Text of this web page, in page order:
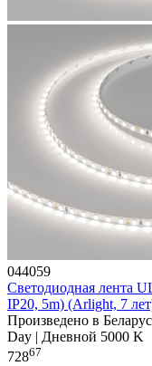
044059
Светодиодная лента
IP20, 5m) (Arlight, 7
Произведено в
Day | Дневной 5000 K
72867